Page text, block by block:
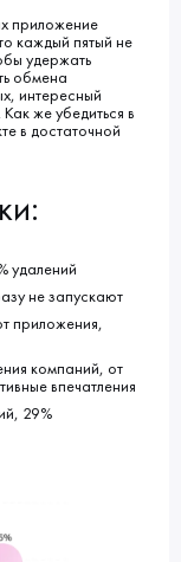
приложение
каждый пятый не
удержать
обмена
интересный
же убедиться в
в достаточной
удалений
не запускают
приложения,
компаний, от
впечатления
29%